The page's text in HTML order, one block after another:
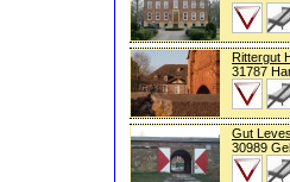
Rittergut
31787
Gut
30989